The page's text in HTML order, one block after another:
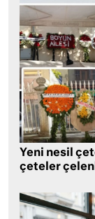
Yeni nesil
çeteler